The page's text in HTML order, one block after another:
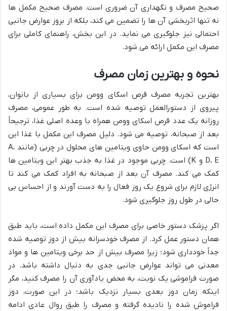
صحیح مصرف و نگهداری آن ضروری است. مصرف صحیح مکمل ها
نه تنها اثربخشی آن ها را تضمین می کند، بلکه از بروز عوارض جانبی
احتمالی نیز جلوگیری می نماید. در این بخش، راهنمای کاملی برای
مصرف این مکمل ارائه می شود.
نحوه و بهترین زمان مصرف
بهترین تجربه مصرف قرص اسکای وومن برای بسیاری از بانوان،
پیروی از دستورالعمل توصیه شده است. به طور عمومی، مصرف
روزانه یک عدد قرص اسکای وومن همراه با وعده اصلی غذا، ترجیحاً
بعد از صبحانه، توصیه می شود. دلیل مصرف این مکمل با غذا این
است که اسکای وومن حاوی ویتامین های محلول در چربی (مانند A،
D، E و K) است. چربی موجود در غذا به جذب بهتر این ویتامین ها
کمک می کند. مصرف آن بعد از صبحانه به افراد کمک می کند تا
انرژی لازم برای شروع یک روز فعال را به دست آورند و از احساس بی
حالی در طول روز جلوگیری شود.
اگر پزشک دستور خاصی برای مصرف این مکمل داده است، باید طبق
همان دستور عمل کرد. از مصرف خودسرانه بیش از دوز توصیه شده
جداً خودداری شود؛ زیرا مصرف بیش از حد برخی ویتامین ها و مواد
معدنی می تواند عوارض جانبی جدی به دنبال داشته باشد. در
صورت فراموشی یک نوبت، به محض یادآوری آن را مصرف کنید، مگر
اینکه زمان دوز بعدی بسیار نزدیک باشد؛ در این صورت، دوز
فراموش شده را نادیده گرفته و مصرف را طبق روال عادی ادامه